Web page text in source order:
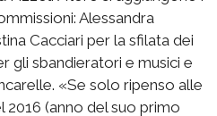
Alessandra
Cacciari per la sfilata dei
gli sbandieratori e musici e
«Se solo ripenso alle
(anno del suo primo